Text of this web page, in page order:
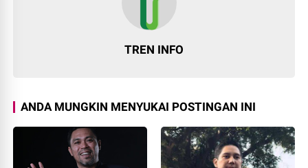
TREN INFO
ANDA MUNGKIN MENYUKAI POSTINGAN INI